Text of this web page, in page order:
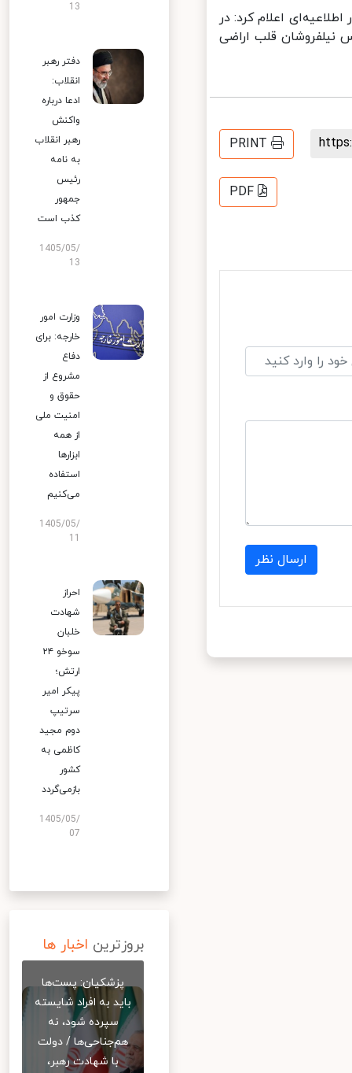
سپاه پاسداران انقلاب اسلامی سه شنبه شب ۱۰ مهر ۱۴۰۳ در اطلاعیه‌ای اعلام کرد:‌ در
قلب اراضی
PRINT
PDF
ارسال نظر
13
دفتر رهبر
انقلاب:
ادعا درباره
واکنش
رهبر انقلاب
به نامه
رئیس
جمهور
کذب است
1405/05/
13
وزارت امور
خارجه: برای
دفاع
مشروع از
حقوق و
امنیت ملی
از همه
ابزارها
استفاده
می‌کنیم
1405/05/
احراز
شهادت
خلبان
سوخو ۲۴
ارتش؛
پیکر امیر
سرتیپ
دوم مجید
کاظمی به
کشور
بازمی‌گردد
1405/05/
07
بروزترین اخبار ها
پزشکیان: پست‌ها
باید به افراد شایسته
سپرده شود، نه
هم‌جناحی‌ها / دولت
با شهادت رهبر،